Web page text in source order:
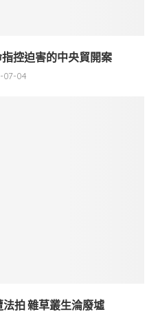
指控迫害的中央貿開案
07-04
拍 雜草叢生淪廢墟